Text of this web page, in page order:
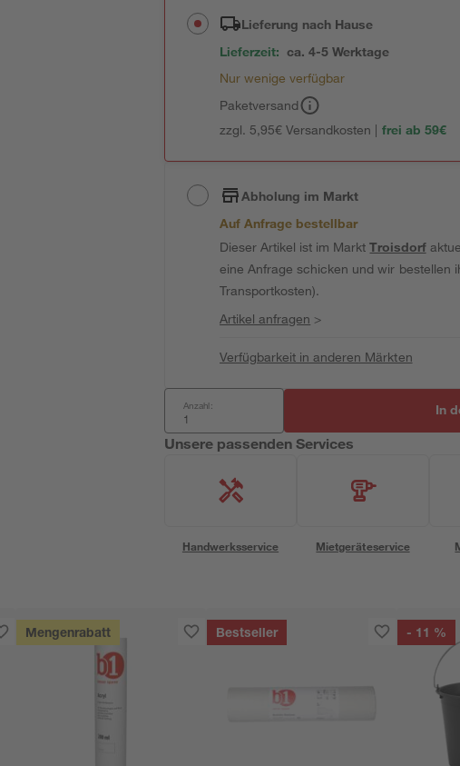
Lieferung nach Hause
Lieferzeit: ca. 4-5 Werktage
Nur wenige verfügbar
Paketversand
zzgl. 5,95€ Versandkosten | frei ab 59€
Abholung im Markt
Auf Anfrage bestellbar
Dieser Artikel ist im MarktTroisdorf
eine Anfrage schicken und wir bestellen
Transportkosten).
Artikel anfragen >
Verfügbarkeit in anderen Märkten
Anzahl: In
Unsere passenden Services
Handwerksservice Mietgeräteservice
Mengenrabatt Bestseller - 11 %